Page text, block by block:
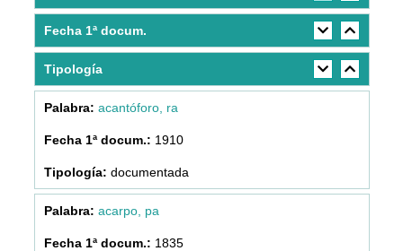
Fecha 1ª docum.
Tipología
acantóforo, ra
1910
documentada
acarpo, pa
1835